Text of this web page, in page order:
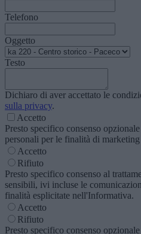
Telefono
Oggetto
Testo
Dichiaro di aver accettato le
sulla privacy.
Accetto
Presto specifico consenso
personali per le finalità di
Accetto
Rifiuto
Presto specifico consenso al
sensibili, ivi incluse le
finalità esplicitate nell'Informativa.
Accetto
Rifiuto
Presto specifico consenso